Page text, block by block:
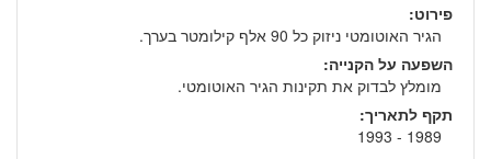
פירוט:
הגיר האוטומטי ניזוק כל 90 אלף קילומטר בערך.
השפעה על הקנייה:
מומלץ לבדוק את תקינות הגיר האוטומטי.
תקף לתאריך:
1989 - 1993